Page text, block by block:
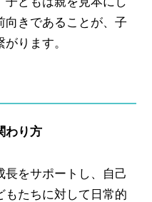
向きであることが、子
ります。
わり方
長をサポートし、自己
もたちに対して日常的